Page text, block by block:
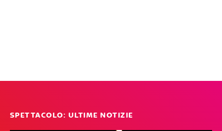
SPETTACOLO: ULTIME NOTIZIE